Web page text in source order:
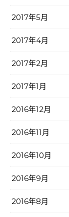
2017年5月
2017年4月
2017年2月
2017年1月
2016年12月
2016年11月
2016年10月
2016年9月
2016年8月